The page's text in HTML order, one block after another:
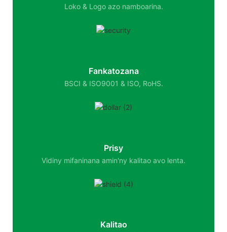
Loko & Logo azo namboarina.
Fankatozana
BSCI & ISO9001 & ISO, RoHS.
Prisy
Vidiny mifaninana amin'ny kalitao avo lenta.
Kalitao